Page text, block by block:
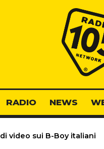
RADIO NEWS
video sui B-Boy italiani